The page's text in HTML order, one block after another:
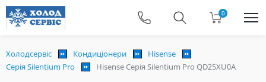
0
Холодсервіс Кондиціонери
Hisense
Серія Silentium Pro
Hisense Серія Silentium Pro QD25XU0A